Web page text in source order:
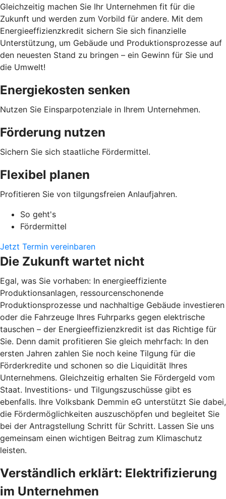
Gleichzeitig machen Sie Ihr Unternehmen fit für die
Zukunft und werden zum Vorbild für andere. Mit dem
Energieeffizienzkredit sichern Sie sich finanzielle
Unterstützung, um Gebäude und Produktionsprozesse auf
den neuesten Stand zu bringen – ein Gewinn für Sie und
die Umwelt!
Energiekosten senken
Nutzen Sie Einsparpotenziale in Ihrem Unternehmen.
Förderung nutzen
Sichern Sie sich staatliche Fördermittel.
Flexibel planen
Profitieren Sie von tilgungsfreien Anlaufjahren.
So geht's
Fördermittel
Jetzt Termin vereinbaren
Die Zukunft wartet nicht
Egal, was Sie vorhaben: In energieeffiziente
Produktionsanlagen, ressourcenschonende
Produktionsprozesse und nachhaltige Gebäude investieren
oder die Fahrzeuge Ihres Fuhrparks gegen elektrische
tauschen – der Energieeffizienzkredit ist das Richtige für
Sie. Denn damit profitieren Sie gleich mehrfach: In den
ersten Jahren zahlen Sie noch keine Tilgung für die
Förderkredite und schonen so die Liquidität Ihres
Unternehmens. Gleichzeitig erhalten Sie Fördergeld vom
Staat. Investitions- und Tilgungszuschüsse gibt es
ebenfalls. Ihre Volksbank Demmin eG unterstützt Sie dabei,
die Fördermöglichkeiten auszuschöpfen und begleitet Sie
bei der Antragstellung Schritt für Schritt. Lassen Sie uns
gemeinsam einen wichtigen Beitrag zum Klimaschutz
leisten.
Verständlich erklärt: Elektrifizierung
im Unternehmen